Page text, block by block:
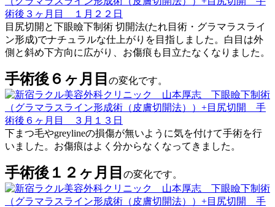
目尻切開と下眼瞼下制術 切開法(たれ目術・グラマラスライ
ン形成)でナチュラルな仕上がりを目指しました。白目は外
側と斜め下方向に広がり、お傷痕も目立たなくなりました。
手術後６ヶ月目 の変化です。
下まつ毛やgreylineの損傷が無いように気を付けて手術を行
いました。お傷痕はよく分からなくなってきました。
手術後１２ヶ月目 の変化です。